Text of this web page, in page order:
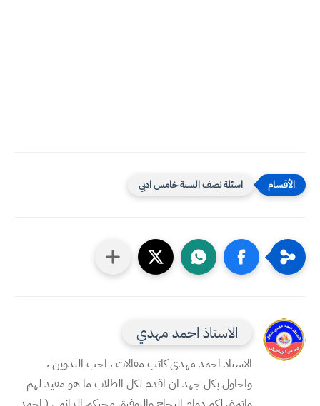
اسئلة نصف السنة خامس ادبي
الاستاذ احمد مهدي
الاستاذ احمد مهدي كاتب مقالات ، احب التدوين ،
واحاول بكل جهد ان اقدم لكل الطلاب ما هو مفيد لهم